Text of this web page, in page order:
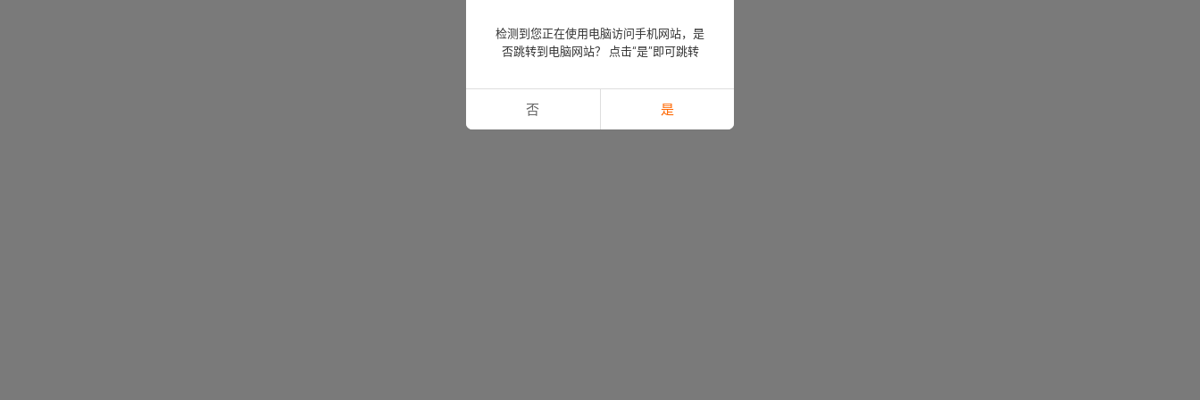
检测到您正在使用电脑访问手机网站，是
否跳转到电脑网站？ 点击“是”即可跳转
否 是